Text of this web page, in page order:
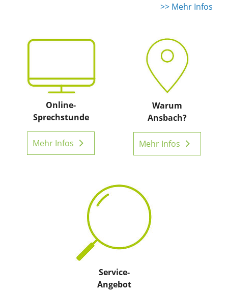
>> Mehr Infos
Online-
Sprechstunde
Mehr Infos
Warum
Ansbach?
Mehr Infos
Service-
Angebot